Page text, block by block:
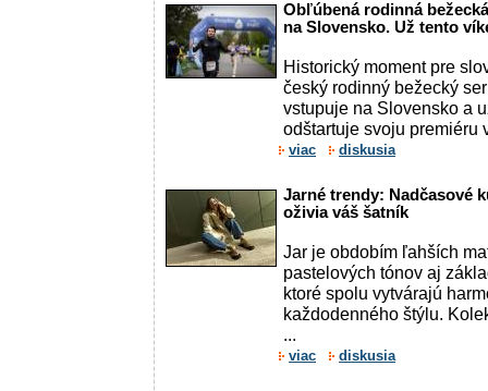
Obľúbená rodinná
na Slovensko. Už tento
Historický moment pre
český rodinný bežecký
vstupuje na Slovensko a
odštartuje svoju premiéru
viac diskusia
Jarné trendy: Nadčasové
oživia váš šatník
Jar je obdobím ľahších
pastelových tónov aj
ktoré spolu vytvárajú
každodenného štýlu.
...
viac diskusia